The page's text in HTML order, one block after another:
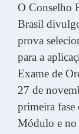
O Conselho
Brasil
prova
para a
Exame de
27 de
primeira fase
Módulo e no